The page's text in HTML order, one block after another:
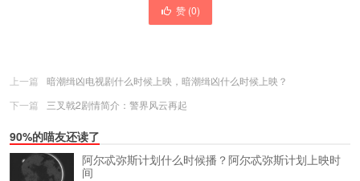
赞 (0)
上一篇
暗潮缉凶电视剧什么时候上映，暗潮缉凶什么时候上映？
下一篇
三叉戟2剧情简介：警界风云再起
90%的喵友还读了
阿尔忒弥斯计划什么时候播？阿尔忒弥斯计划上映时
间